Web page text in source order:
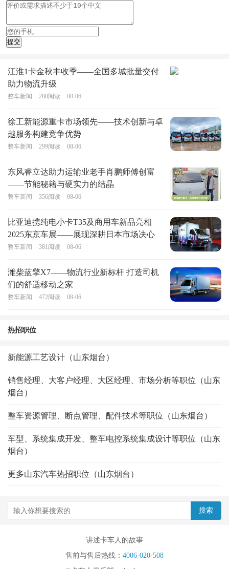
江淮1卡金秋丰收季——全国多城批量交付
助力物流升级
整车新闻 280阅读 08-06
徐工新能源重卡市场领先——技术创新与卓
越服务构建竞争优势
整车新闻 299阅读 08-06
东风睿立达助力运输业老手肖鹏师傅创富
——节能秘籍与硬实力的结晶
整车新闻 356阅读 08-06
比亚迪携纯电小卡T35及商用车新品亮相
2025东京车展——展现深耕日本市场决心
整车新闻 381阅读 08-06
潍柴蓝擎X7——物流行业新标杆 打造司机
们的舒适移动之家
整车新闻 472阅读 08-06
热招职位
新能源工艺设计（山东烟台）
销售经理、大客户经理、大区经理、市场分析等职位（山东
烟台）
整车资源管理、断点管理、配件技术等职位（山东烟台）
车型、系统集成开发、整车电控系统集成设计等职位（山东
烟台）
更多山东汽车热招职位（山东烟台）
讲述卡车人的故事
售前与售后热线： 4006-020-508